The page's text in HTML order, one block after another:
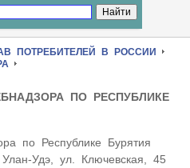
ПОТРЕБИТЕЛЕЙ В РОССИИ
ПО РЕСПУБЛИКЕ
по Республике Бурятия
Удэ, ул. Ключевская, 45